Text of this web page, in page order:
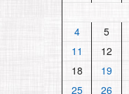
4
5
11
12
18
19
25
26